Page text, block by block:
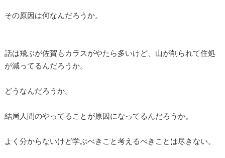
その原因は何なんだろうか。
話は飛ぶが佐賀もカラスがやたら多いけど、山が削られて住処
が減ってるんだろうか。
どうなんだろうか。
結局人間のやってることが原因になってるんだろうか。
よく分からないけど学ぶべきこと考えるべきことは尽きない。